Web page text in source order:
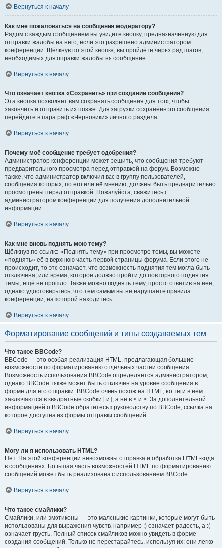
Вернуться к началу
Как мне пожаловаться на сообщения модератору?
Рядом с каждым сообщением вы увидите кнопку, предназначенную для
отправки жалобы на него, если это разрешено администратором
конференции. Щёлкнув по этой кнопке, вы пройдёте через ряд шагов,
необходимых для оправки жалобы на сообщение.
Вернуться к началу
Что означает кнопка «Сохранить» при создании сообщения?
Эта кнопка позволяет вам сохранять сообщения для того, чтобы
закончить и отправить их позже. Для загрузки сохранённого сообщения
перейдите в параграф «Черновики» личного раздела.
Вернуться к началу
Почему моё сообщение требует одобрения?
Администратор конференции может решить, что сообщения требуют
предварительного просмотра перед отправкой на форум. Возможно
также, что администратор включил вас в группу пользователей,
сообщения которых, по его или её мнению, должны быть предварительно
просмотрены перед отправкой. Пожалуйста, свяжитесь с
администратором конференции для получения дополнительной
информации.
Вернуться к началу
Как мне вновь поднять мою тему?
Щёлкнув по ссылке «Поднять тему» при просмотре темы, вы можете
«поднять» её в верхнюю часть первой страницы форума. Если этого не
происходит, то это означает, что возможность поднятия тем могла быть
отключена, или время, которое должно пройти до повторного поднятия
темы, ещё не прошло. Также можно поднять тему, просто ответив на неё,
однако удостоверьтесь, что тем самым вы не нарушаете правила
конференции, на которой находитесь.
Вернуться к началу
Форматирование сообщений и типы создаваемых тем
Что такое BBCode?
BBCode — это особая реализация HTML, предлагающая большие
возможности по форматированию отдельных частей сообщения.
Возможность использования BBCode определяется администратором,
однако BBCode также может быть отключён на уровне сообщения в
форме для его отправки. BBCode очень похож на HTML, но теги в нём
заключаются в квадратные скобки [ и ], а не в < и >. За дополнительной
информацией о BBCode обратитесь к руководству по BBCode, ссылка на
которое доступна из формы отправки сообщений.
Вернуться к началу
Могу ли я использовать HTML?
Нет. На этой конференции невозможны отправка и обработка HTML-кода
в сообщениях. Большая часть возможностей HTML по форматированию
сообщений может быть реализована с использованием BBCode.
Вернуться к началу
Что такое смайлики?
Смайлики, или эмотиконы — это маленькие картинки, которые могут быть
использованы для выражения чувств, например :) означает радость, а :(
означает грусть. Полный список смайликов можно увидеть в форме
создания сообщений. Только не перестарайтесь, используя их: они легко